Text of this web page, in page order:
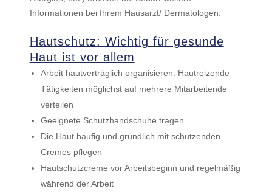
Informationen bei Ihrem Hausarzt/ Dermatologen.
Hautschutz: Wichtig für gesunde
Haut ist vor allem
Arbeit hautverträglich organisieren: Hautreizende
Tätigkeiten möglichst auf mehrere Mitarbeitende
verteilen
Geeignete Schutzhandschuhe tragen
Die Haut häufig und gründlich mit schützenden
Cremes pflegen
Hautschutzcreme vor Arbeitsbeginn und regelmäßig
während der Arbeit